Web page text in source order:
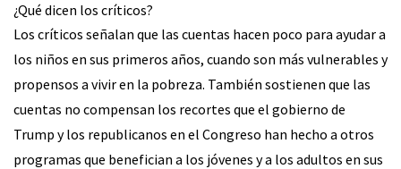
¿Qué dicen los críticos?
Los críticos señalan que las cuentas hacen poco para ayudar a
los niños en sus primeros años, cuando son más vulnerables y
propensos a vivir en la pobreza. También sostienen que las
cuentas no compensan los recortes que el gobierno de
Trump y los republicanos en el Congreso han hecho a otros
programas que benefician a los jóvenes y a los adultos en sus